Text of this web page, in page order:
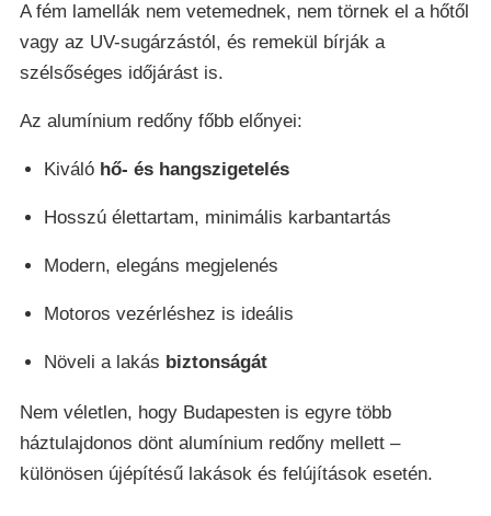
A fém lamellák nem vetemednek, nem törnek el a hőtől
vagy az UV-sugárzástól, és remekül bírják a
szélsőséges időjárást is.
Az alumínium redőny főbb előnyei:
Kiváló hő- és hangszigetelés
Hosszú élettartam, minimális karbantartás
Modern, elegáns megjelenés
Motoros vezérléshez is ideális
Növeli a lakás biztonságát
Nem véletlen, hogy Budapesten is egyre több
háztulajdonos dönt alumínium redőny mellett –
különösen újépítésű lakások és felújítások esetén.